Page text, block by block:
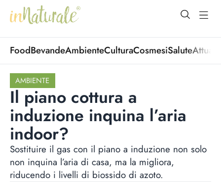
open
FoodBevandeAmbienteCulturaCosmesiSalute
AMBIENTE
Il piano cottura a
induzione inquina l’aria
indoor?
Sostituire il gas con il piano a induzione non solo
non inquina l’aria di casa, ma la migliora,
riducendo i livelli di biossido di azoto.